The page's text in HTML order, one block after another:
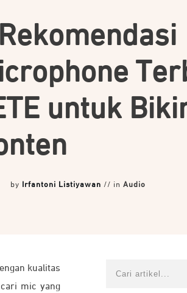
untuk
by Irfantoni Listiyawan // inAudio
kualitas
mic yang